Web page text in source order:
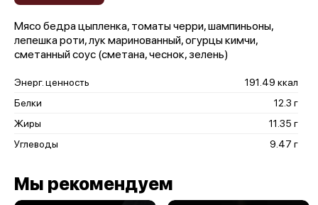
Мясо бедра цыпленка, томаты черри, шампиньоны,
лепешка роти, лук маринованный, огурцы кимчи,
сметанный соус (сметана, чеснок, зелень)
Энерг. ценность
191.49 ккал
Белки
12.3 г
Жиры
11.35 г
Углеводы
9.47 г
Мы рекомендуем